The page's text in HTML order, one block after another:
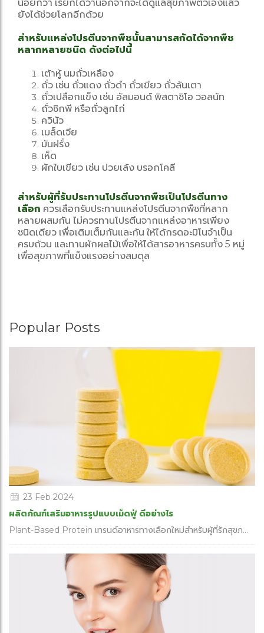
น้อยกว่า เรียกได้ว่านอกจากจะได้ดูแลสุขภาพตัวเองแล้ว
ยังได้ช่วยโลกอีกด้วย
สำหรับแหล่งโปรตีนจากพืชนั้นสามารสกัดได้จากพืช
หลากหลายชนิด ดังต่อไปนี้
เต้าหู้ นมถั่วเหลือง
ถั่ว เช่น ถั่วแดง ถั่วดำ ถั่วเขียว ถั่วลันเตา
ถั่วเปลือกแข็ง เช่น อัลมอนด์ พิสตาชิโอ วอลนัท
ถั่วชิกพี หรือถั่วลูกไก่
ควินัว
เมล็ดเจีย
มันฝรั่ง
เห็ด
ผักใบเขียว เช่น ปวยเล้ง บรอกโคลี
สำหรับผู้ที่รับประทานโปรตีนจากพืชเป็นโปรตีนทาง
เลือก ควรเลือกรับประทานแหล่งโปรตีนจากพืชที่หลาก
หลายผสมกัน ไม่ควรทานโปรตีนจากแหล่งอาหารเพียง
ชนิดเดียว เพื่อเติมเต็มกันและกัน ให้ได้กรดอะมิโนจำเป็น
ครบถ้วน และทานผักผลไม้เพื่อให้ได้สารอาหารครบทั้ง 5 หมู่
เพื่อสุขภาพที่แข็งแรงอย่างสมดุล
Popular Posts
23 Feb 2024
ผลิตภัณฑ์เสริมอาหารรูปแบบเม็ดฟู่ ดีอย่างไร
Plant-Based Protein เทรนด์อาหารทางเลือกใหม่สำหรับผู้ที่รักสุขภ...